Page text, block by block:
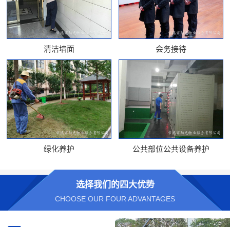
清洁墙面 会务接待
绿化养护 公共部位公共设备养护
选择我们的四大优势
CHOOSE OUR FOUR ADVANTAGES